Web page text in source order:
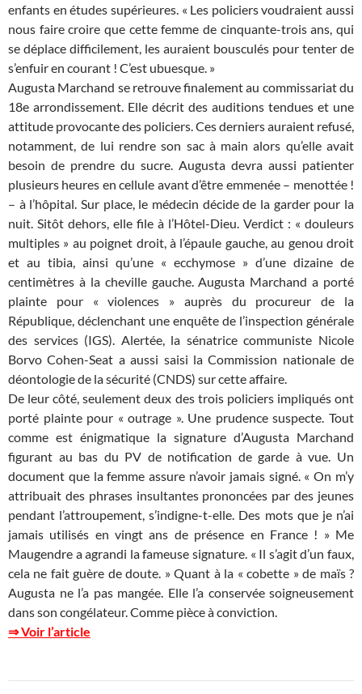
enfants en études supérieures. « Les policiers voudraient aussi
nous faire croire que cette femme de cinquante-trois ans, qui
se déplace difficilement, les auraient bousculés pour tenter de
s’enfuir en courant ! C’est ubuesque. »
Augusta Marchand se retrouve finalement au commissariat du
18e arrondissement. Elle décrit des auditions tendues et une
attitude provocante des policiers. Ces derniers auraient refusé,
notamment, de lui rendre son sac à main alors qu’elle avait
besoin de prendre du sucre. Augusta devra aussi patienter
plusieurs heures en cellule avant d’être emmenée – menottée !
– à l’hôpital. Sur place, le médecin décide de la garder pour la
nuit. Sitôt dehors, elle file à l’Hôtel-Dieu. Verdict : « douleurs
multiples » au poignet droit, à l’épaule gauche, au genou droit
et au tibia, ainsi qu’une « ecchymose » d’une dizaine de
centimètres à la cheville gauche. Augusta Marchand a porté
plainte pour « violences » auprès du procureur de la
République, déclenchant une enquête de l’inspection générale
des services (IGS). Alertée, la sénatrice communiste Nicole
Borvo Cohen-Seat a aussi saisi la Commission nationale de
déontologie de la sécurité (CNDS) sur cette affaire.
De leur côté, seulement deux des trois policiers impliqués ont
porté plainte pour « outrage ». Une prudence suspecte. Tout
comme est énigmatique la signature d’Augusta Marchand
figurant au bas du PV de notification de garde à vue. Un
document que la femme assure n’avoir jamais signé. « On m’y
attribuait des phrases insultantes prononcées par des jeunes
pendant l’attroupement, s’indigne-t-elle. Des mots que je n’ai
jamais utilisés en vingt ans de présence en France ! » Me
Maugendre a agrandi la fameuse signature. « Il s’agit d’un faux,
cela ne fait guère de doute. » Quant à la « cobette » de maïs ?
Augusta ne l’a pas mangée. Elle l’a conservée soigneusement
dans son congélateur. Comme pièce à conviction.
⇒ Voir l’article